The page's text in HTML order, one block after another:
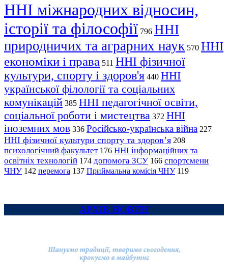
ННІ міжнародних відносин,
історії та філософії 796 ННІ
природничих та аграрних наук 570 ННІ
економіки і права 511 ННІ фізичної
культури, спорту і здоров'я 440 ННІ
української філології та соціальних
комунікацій 385 ННІ педагогічної освіти,
соціальної роботи і мистецтва 372 ННІ
іноземних мов 336 Російсько-українська війна 227
ННІ фізичної культури спорту та здоров’я 208
психологічний факультет 176 ННІ інформаційних та
освітніх технологій 174 допомога ЗСУ 166 спортсмени
ЧНУ 142 перемога 137 Приймальна комісія ЧНУ 119
АРХІВ НОВИН